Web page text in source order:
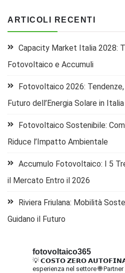
ARTICOLI RECENTI
Capacity Market Italia 2028:
Fotovoltaico e Accumuli
Fotovoltaico 2026:
Futuro dell’Energia Solare in Italia
Fotovoltaico Sostenibile:
Riduce l’Impatto Ambientale
Accumulo Fotovoltaico: I 5
il Mercato Entro il 2026
Riviera Friulana: Mobilità
Guidano il Futuro
fotovoltaico365
💡 𝗖𝗢𝗦𝗧𝗢 𝗭𝗘𝗥𝗢
esperienza nel settore🌐